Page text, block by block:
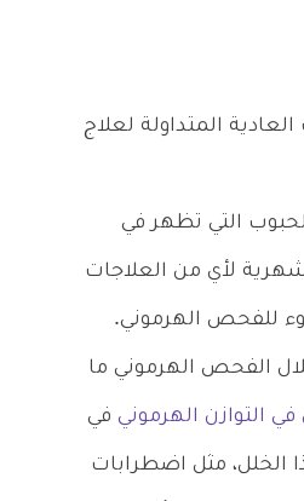
المتداولة لعلاج
التي تظهر في
لأي من العلاجات
للفحص الهرموني.
الفحص الهرموني ما
في التوازن الهرموني في
الخلل، مثل اضطرابات